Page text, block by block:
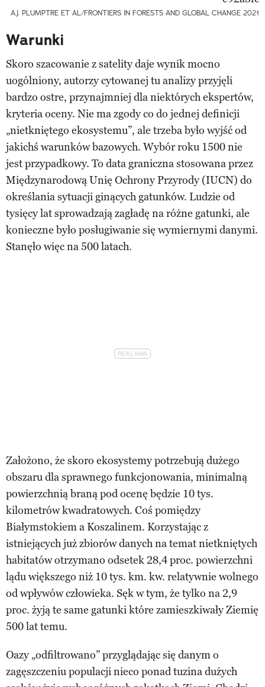
A.J. PLUMPTRE ET AL/FRONTIERS IN FORESTS AND GLOBAL CHANGE 2021
Warunki
Skoro szacowanie z satelity daje wynik mocno
uogólniony, autorzy cytowanej tu analizy przyjęli
bardzo ostre, przynajmniej dla niektórych ekspertów,
kryteria oceny. Nie ma zgody co do jednej definicji
„nietkniętego ekosystemu”, ale trzeba było wyjść od
jakichś warunków bazowych. Wybór roku 1500 nie
jest przypadkowy. To data graniczna stosowana przez
Międzynarodową Unię Ochrony Przyrody (IUCN) do
określania sytuacji ginących gatunków. Ludzie od
tysięcy lat sprowadzają zagładę na różne gatunki, ale
konieczne było posługiwanie się wymiernymi danymi.
Stanęło więc na 500 latach.
Założono, że skoro ekosystemy potrzebują dużego
obszaru dla sprawnego funkcjonowania, minimalną
powierzchnią braną pod ocenę będzie 10 tys.
kilometrów kwadratowych. Coś pomiędzy
Białymstokiem a Koszalinem. Korzystając z
istniejących już zbiorów danych na temat nietkniętych
habitatów otrzymano odsetek 28,4 proc. powierzchni
lądu większego niż 10 tys. km. kw. relatywnie wolnego
od wpływów człowieka. Sęk w tym, że tylko na 2,9
proc. żyją te same gatunki które zamieszkiwały Ziemię
500 lat temu.
Oazy „odfiltrowano” przyglądając się danym o
zagęszczeniu populacji nieco ponad tuzina dużych